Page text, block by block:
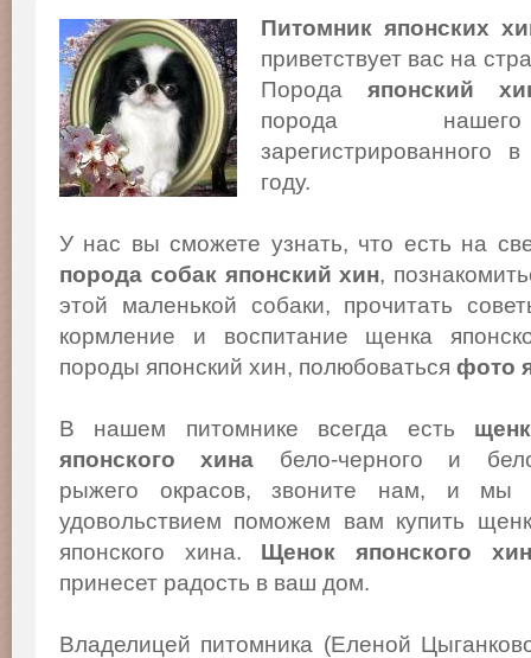
Питомник японских
приветствует вас на
Порода японский
порода
году.
У нас вы сможете узнать, что есть на
порода собак японский хин,
этой маленькой собаки, прочитать
кормление и воспитание щенка
породы японский хин, полюбоваться фото
В нашем питомнике всегда есть
японского хина бело-черного и
рыжего окрасов, звоните нам, и мы
удовольствием поможем вам купить
японского хина. Щенок японского
принесет радость в ваш дом.
Владелицей питомника (Еленой